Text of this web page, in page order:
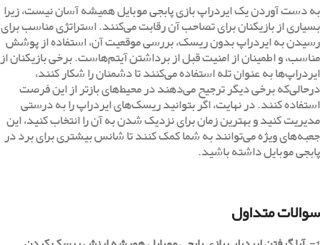
به دست آوردن یک ایردراپ بازی پابجی موبایل همیشه آسان نیست، زیرا
بسیاری از بازیکنان برای تصاحب آن رقابت می‌کنند. استراتژی مناسب برای
رسیدن به ایردراپ بدون ریسک، بررسی موقعیت آن، استفاده از پوشش
مناسب، و اطمینان از امنیت قبل از برداشتن آیتم‌هاست. برخی بازیکنان از
ایردراپ‌ها به عنوان تله استفاده می‌کنند تا دشمنان را شکار کنند،
درحالی‌که برخی دیگر ترجیح می‌دهند در محیط‌های بازتر از این فرصت
استفاده کنند. در نهایت، اگر بتوانید ریسک‌های ایردراپ را به درستی
مدیریت کنید و بهترین زمان برای نزدیک شدن به آن را انتخاب کنید، این
جعبه‌های ویژه می‌توانند به شما کمک کنند تا شانس بیشتری برای برد در
پابجی موبایل داشته باشید.
سوالات متداول